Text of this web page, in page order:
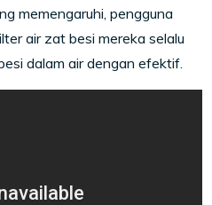
memengaruhi, pengguna
air zat besi mereka selalu
dalam air dengan efektif.